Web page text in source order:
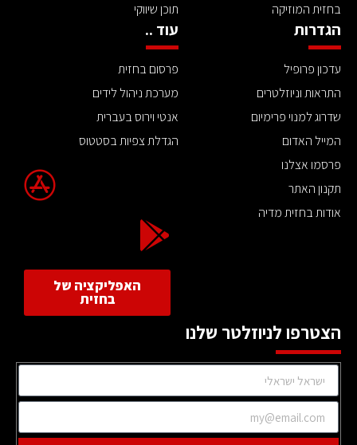
בחזית המוזיקה
תוכן שיווקי
הגדרות
עדכון פרופיל
התראות וניוזלטרים
שדרוג למנוי פרימיום
המייל האדום
פרסמו אצלנו
תקנון האתר
אודות בחזית מדיה
עוד ..
פרסום בחזית
מערכת ניהול לידים
אנטי וירוס בעברית
הגדלת צפיות בסטטוס
האפליקציה של
בחזית
הצטרפו לניוזלטר שלנו